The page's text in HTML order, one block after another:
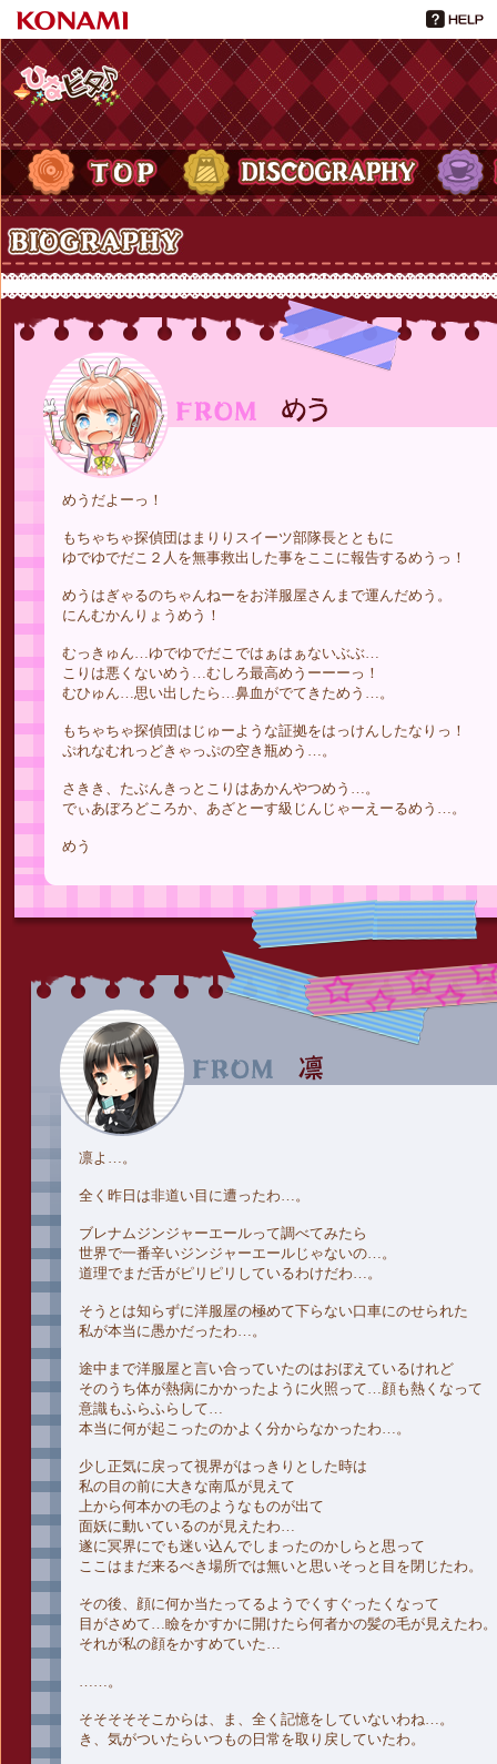
ひなビタ♪
TOP DISCOGRAPHY
Biography
めうだよーっ！
もちゃちゃ探偵団はまりりスイーツ部隊長とともに
ゆでゆでだこ２人を無事救出した事をここに報告するめうっ！
めうはぎゃるのちゃんねーをお洋服屋さんまで運んだめう。
にんむかんりょうめう！
むっきゅん…ゆでゆでだこではぁはぁないぶぶ…
こりは悪くないめう…むしろ最高めうーーーっ！
むひゅん…思い出したら…鼻血がでてきためう…。
もちゃちゃ探偵団はじゅーような証拠をはっけんしたなりっ！
ぷれなむれっどきゃっぷの空き瓶めう…。
さきき、たぶんきっとこりはあかんやつめう…。
でぃあぼろどころか、あざとーす級じんじゃーえーるめう…。
めう
凛よ…。
全く昨日は非道い目に遭ったわ…。
ブレナムジンジャーエールって調べてみたら
世界で一番辛いジンジャーエールじゃないの…。
道理でまだ舌がピリピリしているわけだわ…。
そうとは知らずに洋服屋の極めて下らない口車にのせられた
私が本当に愚かだったわ…。
途中まで洋服屋と言い合っていたのはおぼえているけれど
そのうち体が熱病にかかったように火照って…顔も熱くなって
意識もふらふらして…
本当に何が起こったのかよく分からなかったわ…。
少し正気に戻って視界がはっきりとした時は
私の目の前に大きな南瓜が見えて
上から何本かの毛のようなものが出て
面妖に動いているのが見えたわ…
遂に冥界にでも迷い込んでしまったのかしらと思って
ここはまだ来るべき場所では無いと思いそっと目を閉じたわ。
その後、顔に何か当たってるようでくすぐったくなって
目がさめて…瞼をかすかに開けたら何者かの髪の毛が見えたわ。
それが私の顔をかすめていた…
……。
そそそそそこからは、ま、全く記憶をしていないわね…。
き、気がついたらいつもの日常を取り戻していたわ。